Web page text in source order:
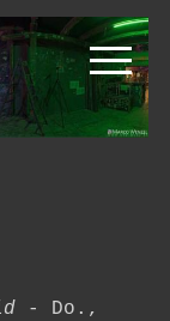
- Do.,